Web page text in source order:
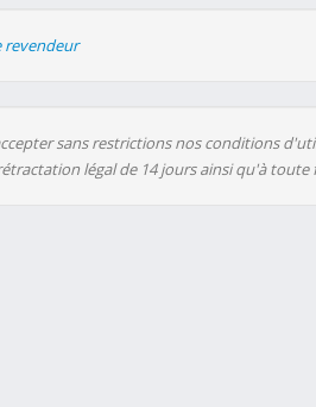
revendeur
sans restrictions nos conditions
légal de 14 jours ainsi qu'à